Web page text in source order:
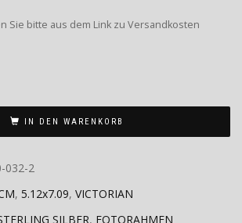
Sie bitte aus dem Link zu Versandkosten
IN DEN WARENKORB
032-2
, 5.12x7.09, VICTORIAN
SILBER, FOTORAHMEN